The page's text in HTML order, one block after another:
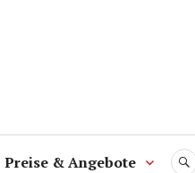
Preise & Angebote